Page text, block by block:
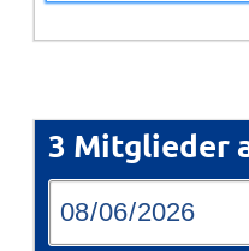
3 Mitglieder